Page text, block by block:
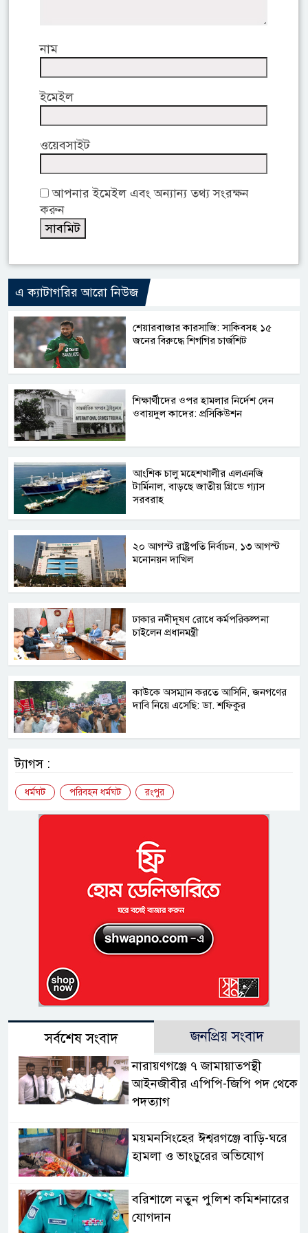
নাম
ইমেইল
ওয়েবসাইট
আপনার ইমেইল এবং অন্যান্য তথ্য সংরক্ষন
করুন
এ ক্যাটাগরির আরো নিউজ
শেয়ারবাজার কারসাজি: সাকিবসহ ১৫
জনের বিরুদ্ধে শিগগির চার্জশিট
শিক্ষার্থীদের ওপর হামলার নির্দেশ দেন
ওবায়দুল কাদের: প্রসিকিউশন
আংশিক চালু মহেশখালীর এলএনজি
টার্মিনাল, বাড়ছে জাতীয় গ্রিডে গ্যাস
সরবরাহ
২০ আগস্ট রাষ্ট্রপতি নির্বাচন, ১৩ আগস্ট
মনোনয়ন দাখিল
ঢাকার নদীদূষণ রোধে কর্মপরিকল্পনা
চাইলেন প্রধানমন্ত্রী
কাউকে অসম্মান করতে আসিনি, জনগণের
দাবি নিয়ে এসেছি: ডা. শফিকুর
ট্যাগস :
ধর্মঘট পরিবহন ধর্মঘট রংপুর
সর্বশেষ সংবাদ জনপ্রিয় সংবাদ
নারায়ণগঞ্জে ৭ জামায়াতপন্থী
আইনজীবীর এপিপি-জিপি পদ থেকে
পদত্যাগ
ময়মনসিংহের ঈশ্বরগঞ্জে বাড়ি-ঘরে
হামলা ও ভাংচুরের অভিযোগ
বরিশালে নতুন পুলিশ কমিশনারের
যোগদান